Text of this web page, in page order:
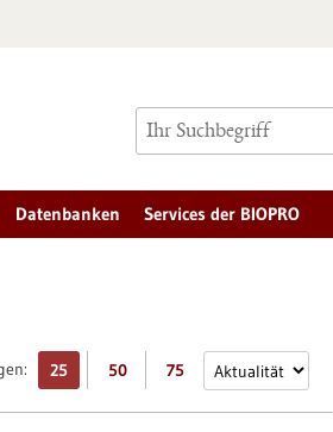
Datenbanken Services der BIOPRO
25 50 75